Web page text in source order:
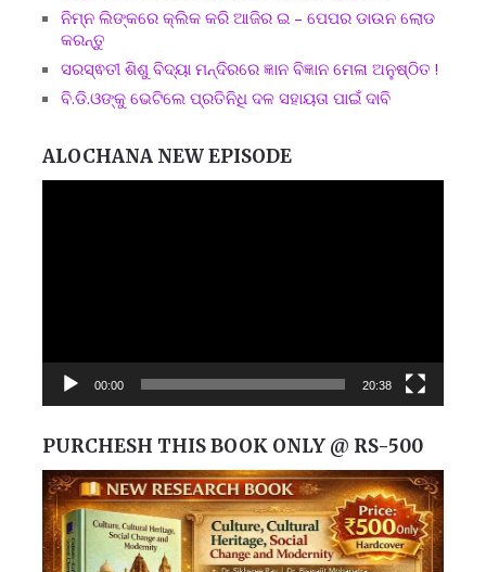
ନିମ୍ନ ଲିଙ୍କରେ କ୍ଲିକ କରି ଆଜିର ଇ – ପେପର ଡାଉନ ଲୋଡ
କରନ୍ତୁ
ସରସ୍ଵତୀ ଶିଶୁ ବିଦ୍ୟା ମନ୍ଦିରରେ ଜ୍ଞାନ ବିଜ୍ଞାନ ମେଳା ଅନୁଷ୍ଠିତ !
ବି.ଡି.ଓଙ୍କୁ ଭେଟିଲେ ପ୍ରତିନିଧି ଦଳ ସହାୟତା ପାଇଁ ଦାବି
ALOCHANA NEW EPISODE
00:00 20:38
PURCHESH THIS BOOK ONLY @ RS-500